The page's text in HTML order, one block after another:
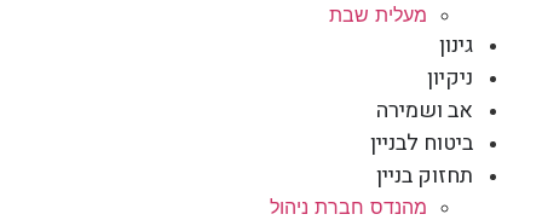
מעלית שבת
גינון
ניקיון
אב ושמירה
ביטוח לבניין
תחזוק בניין
מהנדס חברת ניהול